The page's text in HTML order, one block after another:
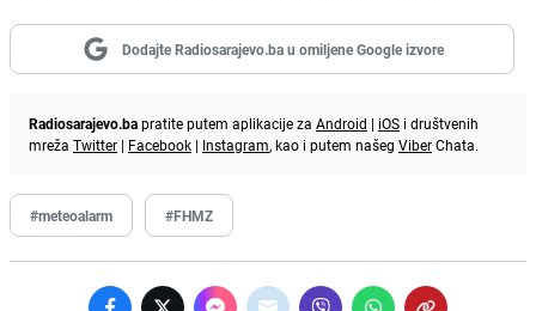
Dodajte Radiosarajevo.ba u omiljene Google izvore
Radiosarajevo.bapratite putem aplikacije za Android | iOS i društvenih
mreža Twitter | Facebook | Instagram, kao i putem našeg ViberChata.
#meteoalarm #FHMZ